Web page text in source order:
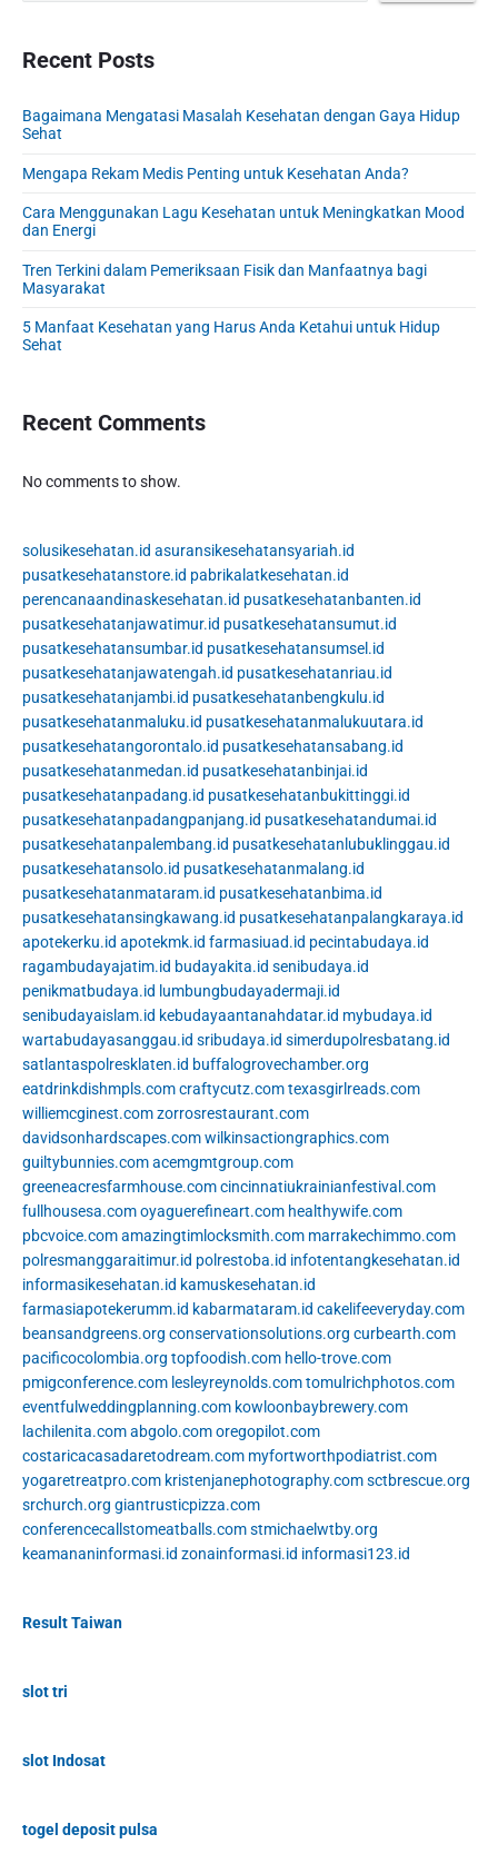
i
n
r
i
e
a
Recent Posts
Bagaimana Mengatasi Masalah Kesehatan dengan Gaya Hidup
Sehat
Mengapa Rekam Medis Penting untuk Kesehatan Anda?
Cara Menggunakan Lagu Kesehatan untuk Meningkatkan Mood
dan Energi
Tren Terkini dalam Pemeriksaan Fisik dan Manfaatnya bagi
Masyarakat
5 Manfaat Kesehatan yang Harus Anda Ketahui untuk Hidup
Sehat
Recent Comments
No comments to show.
solusikesehatan.id asuransikesehatansyariah.id
pusatkesehatanstore.id pabrikalatkesehatan.id
perencanaandinaskesehatan.id pusatkesehatanbanten.id
pusatkesehatanjawatimur.id pusatkesehatansumut.id
pusatkesehatansumbar.id pusatkesehatansumsel.id
pusatkesehatanjawatengah.id pusatkesehatanriau.id
pusatkesehatanjambi.id pusatkesehatanbengkulu.id
pusatkesehatanmaluku.id pusatkesehatanmalukuutara.id
pusatkesehatangorontalo.id pusatkesehatansabang.id
pusatkesehatanmedan.id pusatkesehatanbinjai.id
pusatkesehatanpadang.id pusatkesehatanbukittinggi.id
pusatkesehatanpadangpanjang.id pusatkesehatandumai.id
pusatkesehatanpalembang.id pusatkesehatanlubuklinggau.id
pusatkesehatansolo.id pusatkesehatanmalang.id
pusatkesehatanmataram.id pusatkesehatanbima.id
pusatkesehatansingkawang.id pusatkesehatanpalangkaraya.id
apotekerku.id apotekmk.id farmasiuad.id pecintabudaya.id
ragambudayajatim.id budayakita.id senibudaya.id
penikmatbudaya.id lumbungbudayadermaji.id
senibudayaislam.id kebudayaantanahdatar.id mybudaya.id
wartabudayasanggau.id sribudaya.id simerdupolresbatang.id
satlantaspolresklaten.id buffalogrovechamber.org
eatdrinkdishmpls.comcraftycutz.comtexasgirlreads.com
williemcginest.comzorrosrestaurant.com
davidsonhardscapes.comwilkinsactiongraphics.com
guiltybunnies.comacemgmtgroup.com
greeneacresfarmhouse.comcincinnatiukrainianfestival.com
fullhousesa.comoyaguerefineart.com healthywife.com
pbcvoice.comamazingtimlocksmith.com marrakechimmo.com
polresmanggaraitimur.id polrestoba.id infotentangkesehatan.id
informasikesehatan.id kamuskesehatan.id
farmasiapotekerumm.id kabarmataram.id cakelifeeveryday.com
beansandgreens.org conservationsolutions.org curbearth.com
pacificocolombia.org topfoodish.com hello-trove.com
pmigconference.com lesleyreynolds.comtomulrichphotos.com
eventfulweddingplanning.com kowloonbaybrewery.com
lachilenita.comabgolo.comoregopilot.com
costaricacasadaretodream.com myfortworthpodiatrist.com
yogaretreatpro.com kristenjanephotography.comsctbrescue.org
srchurch.org giantrusticpizza.com
conferencecallstomeatballs.comstmichaelwtby.org
keamananinformasi.id zonainformasi.id informasi123.id
Result Taiwan
slot tri
slot Indosat
togel deposit pulsa